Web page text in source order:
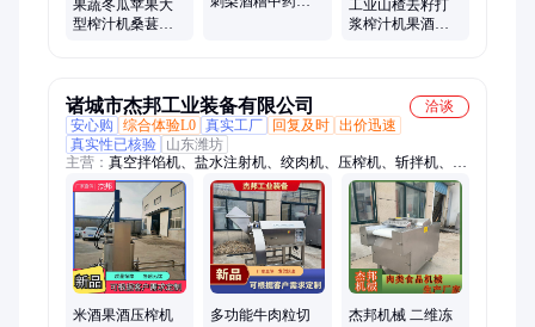
果蔬冬瓜苹果大
型榨汁机桑葚青
工业山楂去籽打
浆榨汁机果酒南
诸城市杰邦工业装备有限公司
洽谈
安心购
综合体验L0 真实工厂 回复及时 出价迅速
真实性已核验
山东潍坊
主营： 真空拌馅机、盐水注射机、绞肉机、压榨机、斩拌机、拉
丝机、切丁机、拆丝机、打浆机
米酒果酒压榨机
多功能牛肉粒切
杰邦机械 二维冻